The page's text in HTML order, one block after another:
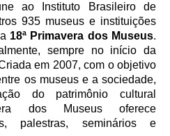
ao Instituto Brasileiro de
935 museus e instituições
18ª Primavera dos Museus.
sempre no início da
em 2007, com o objetivo
os museus e a sociedade,
do patrimônio cultural
dos Museus oferece
palestras, seminários e